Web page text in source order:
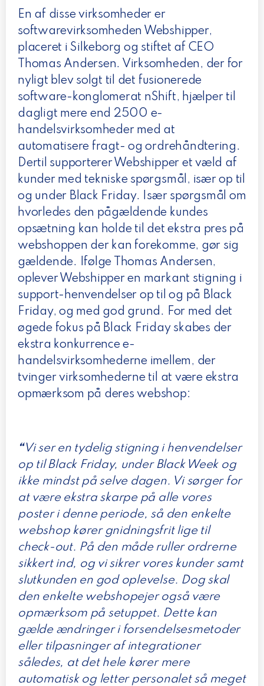
En af disse virksomheder er
softwarevirksomheden Webshipper,
placeret i Silkeborg og stiftet af CEO
Thomas Andersen. Virksomheden, der for
nyligt blev solgt til det fusionerede
software-konglomerat nShift, hjælper til
dagligt mere end 2500 e-
handelsvirksomheder med at
automatisere fragt- og ordrehåndtering.
Dertil supporterer Webshipper et væld af
kunder med tekniske spørgsmål, især op til
og under Black Friday. Især spørgsmål om
hvorledes den pågældende kundes
opsætning kan holde til det ekstra pres på
webshoppen der kan forekomme, gør sig
gældende. Ifølge Thomas Andersen,
oplever Webshipper en markant stigning i
support-henvendelser op til og på Black
Friday, og med god grund. For med det
øgede fokus på Black Friday skabes der
ekstra konkurrence e-
handelsvirksomhederne imellem, der
tvinger virksomhederne til at være ekstra
opmærksom på deres webshop:
“Vi ser en tydelig stigning i henvendelser
op til Black Friday, under Black Week og
ikke mindst på selve dagen. Vi sørger for
at være ekstra skarpe på alle vores
poster i denne periode, så den enkelte
webshop kører gnidningsfrit lige til
check-out. På den måde ruller ordrerne
sikkert ind, og vi sikrer vores kunder samt
slutkunden en god oplevelse. Dog skal
den enkelte webshopejer også være
opmærksom på setuppet. Dette kan
gælde ændringer i forsendelsesmetoder
eller tilpasninger af integrationer
således, at det hele kører mere
automatisk og letter personalet så meget